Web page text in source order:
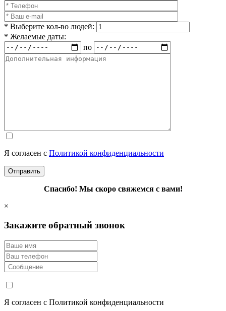
* Выберите кол-во людей:
* Желаемые даты:
по
Я согласен с Политикой конфиденциальности
Спасибо! Мы скоро свяжемся с вами!
×
Закажите обратный звонок
Я согласен с Политикой конфиденциальности